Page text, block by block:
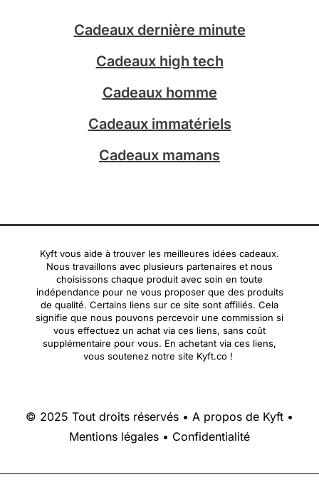
r
a
m
Cadeaux dernière minute
Cadeaux high tech
Cadeaux homme
Cadeaux immatériels
Cadeaux mamans
Kyft vous aide à trouver les meilleures idées cadeaux.
Nous travaillons avec plusieurs partenaires et nous
choisissons chaque produit avec soin en toute
indépendance pour ne vous proposer que des produits
de qualité. Certains liens sur ce site sont affiliés. Cela
signifie que nous pouvons percevoir une commission si
vous effectuez un achat via ces liens, sans coût
supplémentaire pour vous. En achetant via ces liens,
vous soutenez notre site Kyft.co !
© 2025 Tout droits réservés • A propos de Kyft •
Mentions légales • Confidentialité